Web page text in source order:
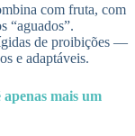
com fruta, com
“aguados”.
de proibições —
e adaptáveis.
mais um